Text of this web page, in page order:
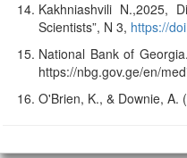
Kakhniashvili N.,2025,
Scientists”, N 3, https://
National Bank of
https://nbg.gov.ge/en/
O'Brien, K., & Downie, A.